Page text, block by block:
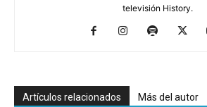
televisión History.
Artículos relacionados Más del autor